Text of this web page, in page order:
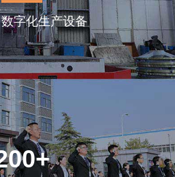
字化生产设备